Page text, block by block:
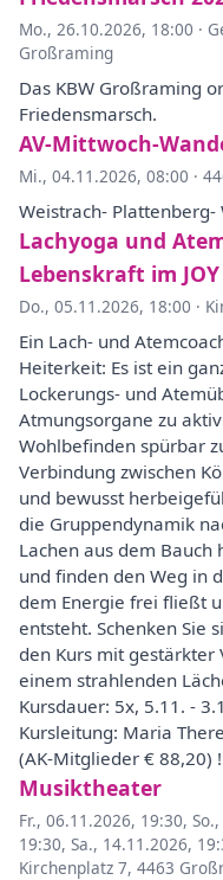
Mo., 26.10.2026, 18:00 ·
Großraming
Das KBW Großraming
Friedensmarsch.
AV-Mittwoch-
Mi., 04.11.2026, 08:00 ·
Weistrach- Plattenberg-
Lachyoga und
Lebenskraft im JOY
Do., 05.11.2026, 18:00 ·
Ein Lach- und
Heiterkeit: Es ist ein
Lockerungs- und
Atmungsorgane zu
Wohlbefinden spürbar
Verbindung zwischen
und bewusst
die Gruppendynamik
Lachen aus dem Bauch
und finden den Weg in
dem Energie frei fließt
entsteht. Schenken Sie
den Kurs mit
einem strahlenden
Kursdauer: 5x, 5.11. -
Kursleitung: Maria
(AK-Mitglieder € 88,20)
Musiktheater
Fr., 06.11.2026, 19:30,
19:30, Sa., 14.11.2026,
Kirchenplatz 7, 4463